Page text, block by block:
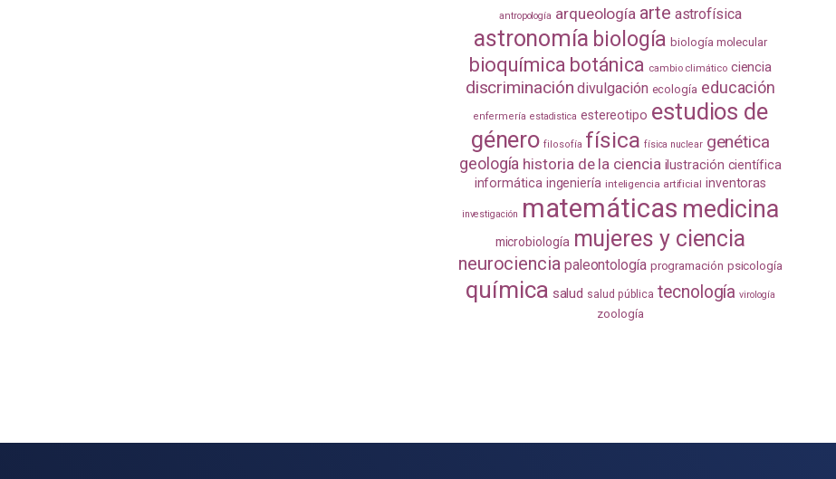
antropología arqueología arte astrofísica
astronomía biología biología molecular
bioquímica botánica cambio climático ciencia
discriminación divulgación ecología educación
enfermería estadistica estereotipo estudios de
género filosofía física física nuclear genética
geología historia de la ciencia ilustración científica
informática ingeniería inteligencia artificial inventoras
investigación matemáticas medicina
microbiología mujeres y ciencia
neurociencia paleontología programación psicología
química salud salud pública tecnología virología
zoología